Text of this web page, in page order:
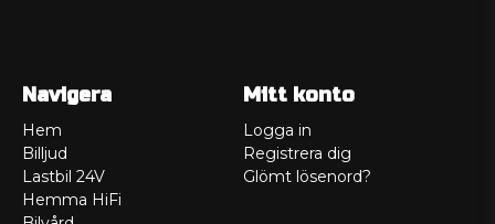
Navigera
Hem
Billjud
Lastbil 24V
Hemma HiFi
Mitt konto
Logga in
Registrera dig
Glömt lösenord?